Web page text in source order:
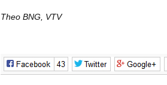
Theo BNG, VTV